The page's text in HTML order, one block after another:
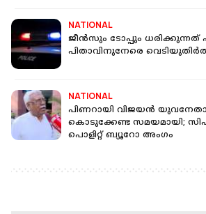
NATIONAL
ജീന്‍സും ടോപ്പും ധരിക്കുന്നത്
പിതാവിനുനേരെ
NATIONAL
പിണറായി വിജയന്‍
കൊടുക്കേണ്ട സമയമായി;
പൊളിറ്റ് ബ്യൂറോ അംഗം